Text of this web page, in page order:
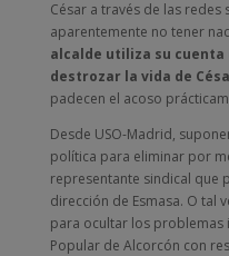
César a través de las redes
aparentemente no tener
alcalde utiliza su
destrozar la vida de
padecen el acoso
Desde USO-Madrid,
política para eliminar por
representante sindical que
dirección de Esmasa. O tal
para ocultar los problemas
Popular de Alcorcón con